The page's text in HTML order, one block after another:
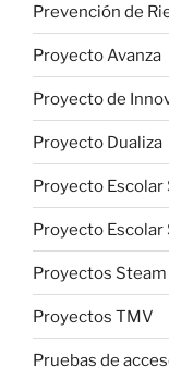
Prevención de
Proyecto Avanza
Proyecto de
Proyecto Dualiza
Proyecto Escolar
Proyecto Escolar
Proyectos Steam
Proyectos TMV
Pruebas de